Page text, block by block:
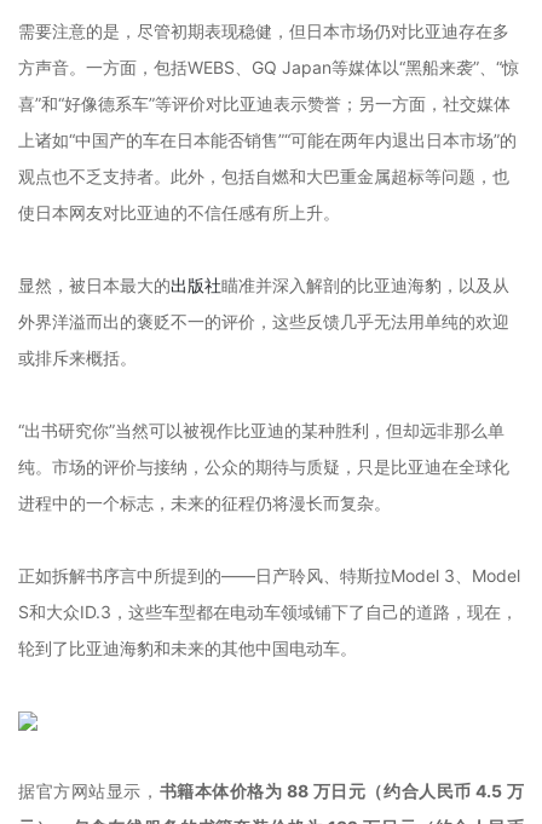
需要注意的是，尽管初期表现稳健，但日本市场仍对比亚迪存在多
方声音。一方面，包括WEBS、GQ Japan等媒体以“黑船来袭”、“惊
喜”和“好像德系车”等评价对比亚迪表示赞誉；另一方面， 社交媒体
上诸如“中国产的车在日本能否销售”“可能在两年内退出日本市场”的
观点也不乏支持者。此外， 包括自燃和大巴重金属超标等问题 ，也
使日本网友对比亚迪的不信任感有所上升。
显然，被日本最大的出版社瞄准并深入解剖的比亚迪海豹，以及从
外界洋溢而出的褒贬不一的评价，这些反馈几乎无法用单纯的欢迎
或排斥来概括。
“出书研究你”当然可以被视作比亚迪的某种胜利，但却远非那么单
纯。市场的评价与接纳，公众的期待与质疑，只是比亚迪在全球化
进程中的一个标志，未来的征程仍将漫长而复杂。
正如拆解书序言中所提到的——日产聆风、特斯拉Model 3、Model
S和大众ID.3，这些车型都在电动车领域铺下了自己的道路，现在，
轮到了比亚迪海豹和未来的其他中国电动车。
据官方网站显示， 书籍本体价格为 88 万日元（约合人民币 4.5 万